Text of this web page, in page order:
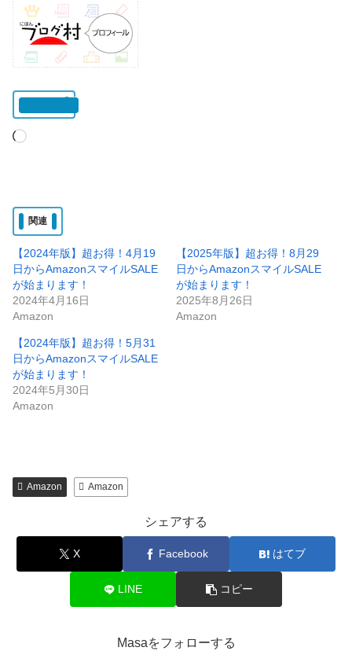
読
み
中…
関連
【2024年版】超お得！4月19
日からAmazonスマイルSALE
が始まります！
2024年4月16日
Amazon
【2025年版】超お得！8月29
日からAmazonスマイルSALE
が始まります！
2025年8月26日
Amazon
【2024年版】超お得！5月31
日からAmazonスマイルSALE
が始まります！
2024年5月30日
Amazon
Amazon Amazon
シェアする
X Facebook はてブ
LINE コピー
Masaをフォローする